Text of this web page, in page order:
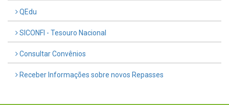
QEdu
SICONFI - Tesouro Nacional
Consultar Convênios
Receber Informações sobre novos Repasses